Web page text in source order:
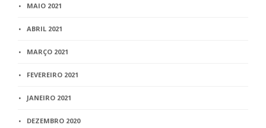
MAIO 2021
ABRIL 2021
MARÇO 2021
FEVEREIRO 2021
JANEIRO 2021
DEZEMBRO 2020